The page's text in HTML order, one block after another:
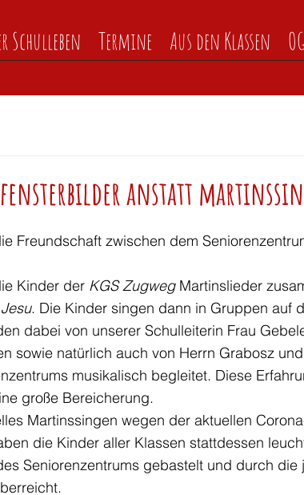
Schulleben Termine Aus den Klassen
anstatt
Freundschaft zwischen dem
Kinder der KGS Zugweg Martinslieder
. Die Kinder singen dann in Gruppen auf
dabei von unserer Schulleiterin Frau
sowie natürlich auch von Herrn Grabosz
musikalisch begleitet. Diese
große Bereicherung.
Martinssingen wegen der aktuellen
die Kinder aller Klassen stattdessen
Seniorenzentrums gebastelt und durch die